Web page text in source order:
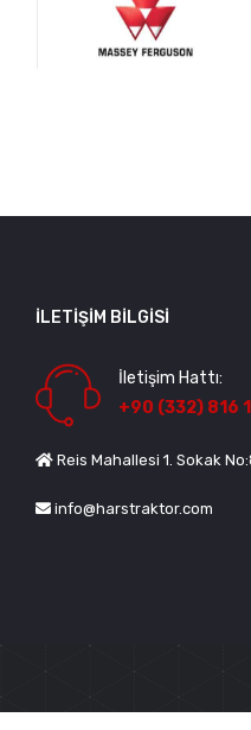
İLETIŞIM BILGISI
İletişim Hattı:
+90 (332) 816
Reis Mahallesi 1. Sokak
info@harstraktor.com